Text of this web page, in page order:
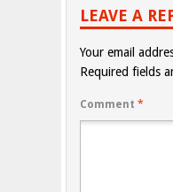
LEAVE A
Your email
Required fields
Comment *